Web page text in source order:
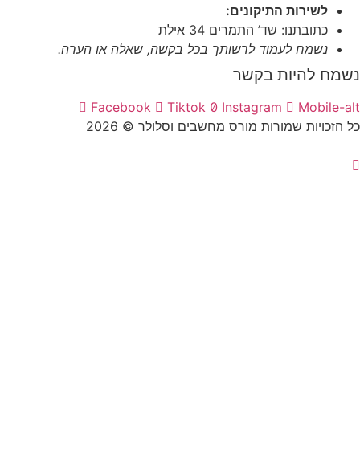
לשירות התיקונים:
כתובתנו: שד’ התמרים 34 אילת
נשמח לעמוד לרשותך בכל בקשה, שאלה או הערה.
להיות בקשר
Facebook Tiktok Instagram
שמורות מורס מחשבים וסלולר © 2026